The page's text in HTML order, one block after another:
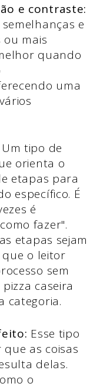
e contraste:
e
mais
quando
uma
Um tipo de
orienta o
etapas para
específico. É
é
fazer".
etapas sejam
o leitor
sem
caseira
categoria.
Esse tipo
as coisas
delas.
o